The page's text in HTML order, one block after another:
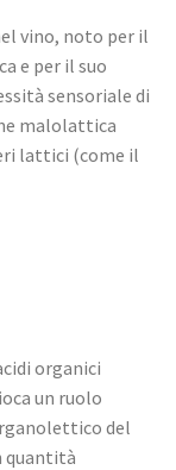
vino, noto per il
e per il suo
sensoriale di
malolattica
lattici (come il
organici
un ruolo
del
quantità